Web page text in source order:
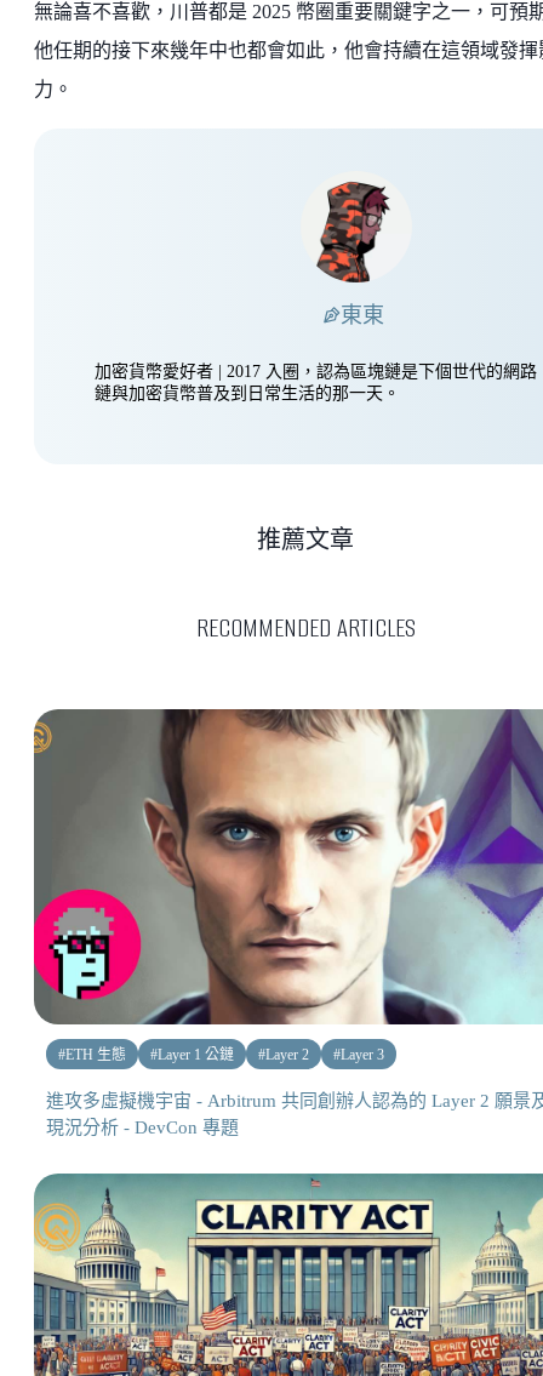
無論喜不喜歡，川普都是 2025 幣圈重要關鍵字之一，可預
他任期的接下來幾年中也都會如此，他會持續在這領域發揮
力。
東東
加密貨幣愛好者 | 2017 入圈，認為區塊鏈是下個世代的網路
鏈與加密貨幣普及到日常生活的那一天。
RECOMMENDED ARTICLES
推薦文章
#ETH 生態 #Layer 1 公鏈 #Layer 2 #Layer 3
進攻多虛擬機宇宙 - Arbitrum 共同創辦人認為的 Layer 2 願景
現況分析 - DevCon 專題